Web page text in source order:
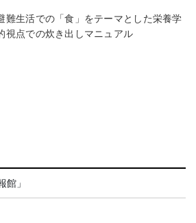
難生活での「食」をテーマとした栄養学
視点での炊き出しマニュアル
館」